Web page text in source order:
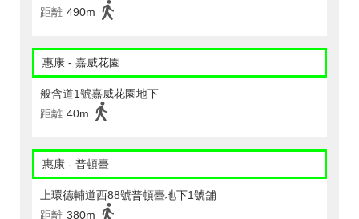
距離 490m
惠康 - 嘉威花園
般含道1號嘉威花園地下
距離 40m
惠康 - 普頓臺
上環德輔道西88號普頓臺地下1號舖
距離 380m